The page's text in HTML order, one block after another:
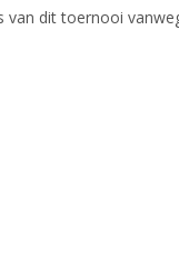
van dit toernooi